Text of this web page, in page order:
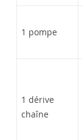
1 pompe
1 dérive
chaîne